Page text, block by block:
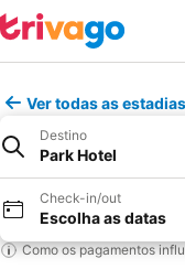
Ver todas as
Destino
Park Hotel
Check-in/out
Escolha as datas
Como os pagamentos